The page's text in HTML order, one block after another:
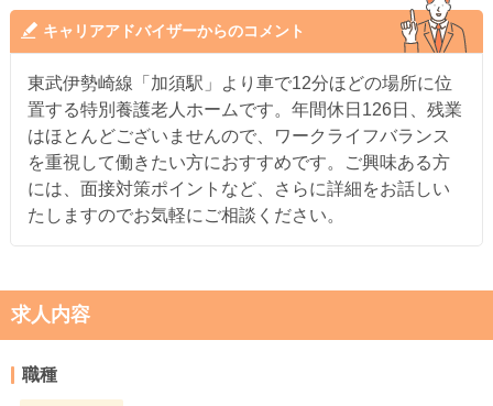
キャリアアドバイザーからのコメント
東武伊勢崎線「加須駅」より車で12分ほどの場所に位
置する特別養護老人ホームです。年間休日126日、残業
はほとんどございませんので、ワークライフバランス
を重視して働きたい方におすすめです。ご興味ある方
には、面接対策ポイントなど、さらに詳細をお話しい
たしますのでお気軽にご相談ください。
求人内容
職種